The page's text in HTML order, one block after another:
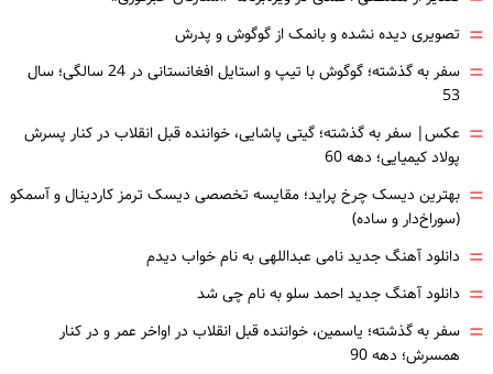
= تصویری دیده نشده و بانمک از گوگوش و پدرش
=
سفر به گذشته؛ گوگوش با تیپ و استایل افغانستانی در 24 سالگی؛ سال
53
= عکس| سفر به گذشته؛ گیتی پاشایی، خواننده قبل انقلاب در کنار پسرش
پولاد کیمیایی؛ دهه 60
= بهترین دیسک چرخ پراید؛ مقایسه تخصصی دیسک ترمز کاردینال و آسمکو
(سوراخ‌دار و ساده)
= دانلود آهنگ جدید نامی عبداللهی به نام خواب دیدم
= دانلود آهنگ جدید احمد سلو به نام چی شد
= سفر به گذشته؛ یاسمین، خواننده قبل انقلاب در اواخر عمر و در کنار
همسرش؛ دهه 90